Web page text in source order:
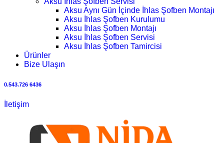
Aksu Aynı Gün İçinde İhlas Şofben Montajı
Aksu İhlas Şofben Kurulumu
Aksu İhlas Şofben Montajı
Aksu İhlas Şofben Servisi
Aksu İhlas Şofben Tamircisi
Ürünler
Bize Ulaşın
0.543.726 6436
İletişim